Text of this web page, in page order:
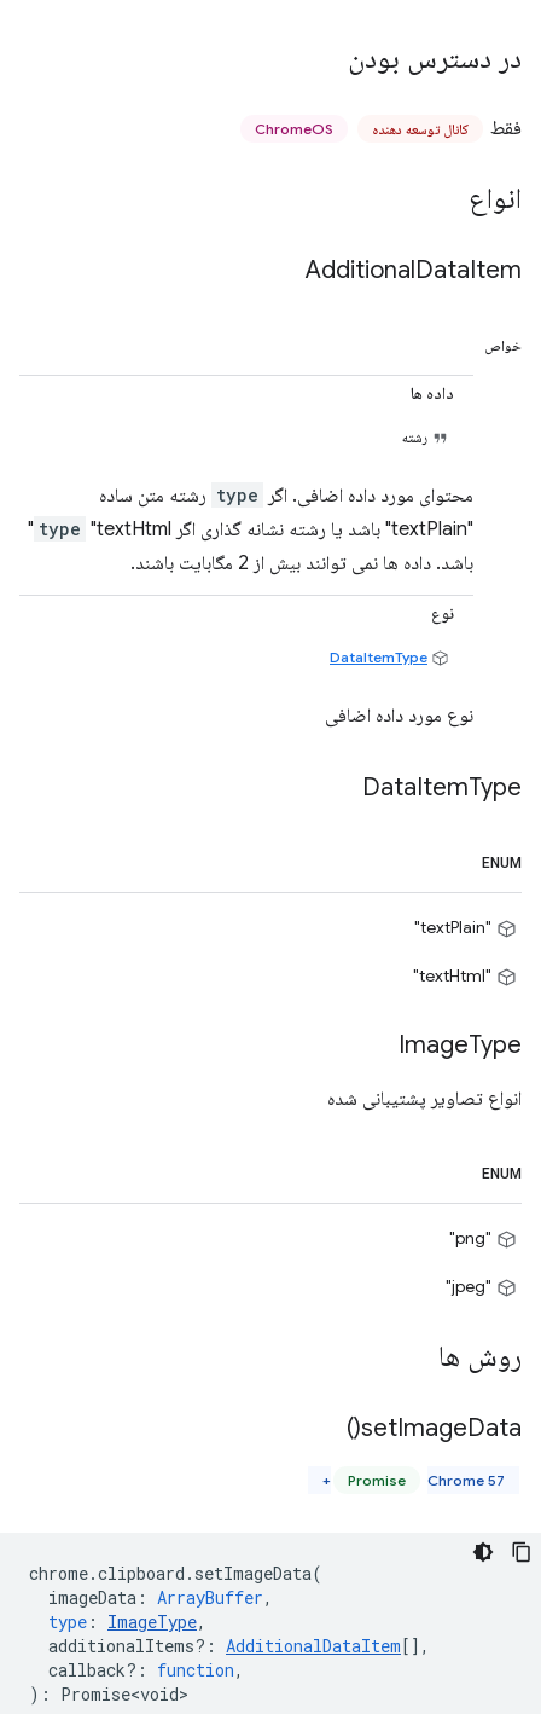
در دسترس بودن
فقط کانال توسعه دهنده ChromeOS
انواع
AdditionalDataItem
خواص
داده ها
رشته
محتوای مورد داده اضافی. اگر type رشته متن ساده
"textPlain" باشد یا رشته نشانه گذاری اگر
type
"textHtml"
باشد. داده ها نمی توانند بیش از 2 مگابایت باشند.
نوع
DataItemType
نوع مورد داده اضافی
DataItemType
ENUM
"textPlain"
"textHtml"
ImageType
انواع تصاویر پشتیبانی شده
ENUM
"png"
"jpeg"
روش ها
setImageData(
)
Promise Chrome 57+
chrome.clipboard . setImageData(
imageData : ArrayBuffer,
type : ImageType,
additionalItems? : AdditionalDataItem[],
callback? : function,
) : Promise<void>